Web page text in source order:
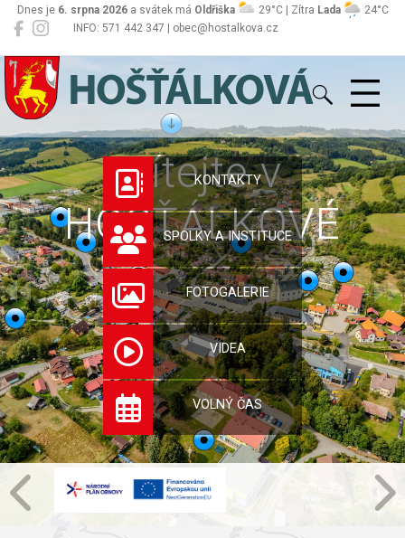
INFO: 571 442 347 | obec@hostalkova.cz
Dnes je 6. srpna 2026a svátek má Oldřiška 29°C | Zítra Lada 24°C
Hošťálková
Vítejte v
HOŠŤÁLKOVÉ
KONTAKTY
SPOLKY A INSTITUCE
FOTOGALERIE
VIDEA
VOLNÝ ČAS